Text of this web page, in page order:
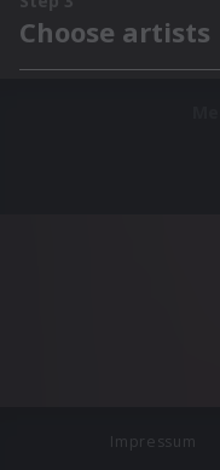
Impressum